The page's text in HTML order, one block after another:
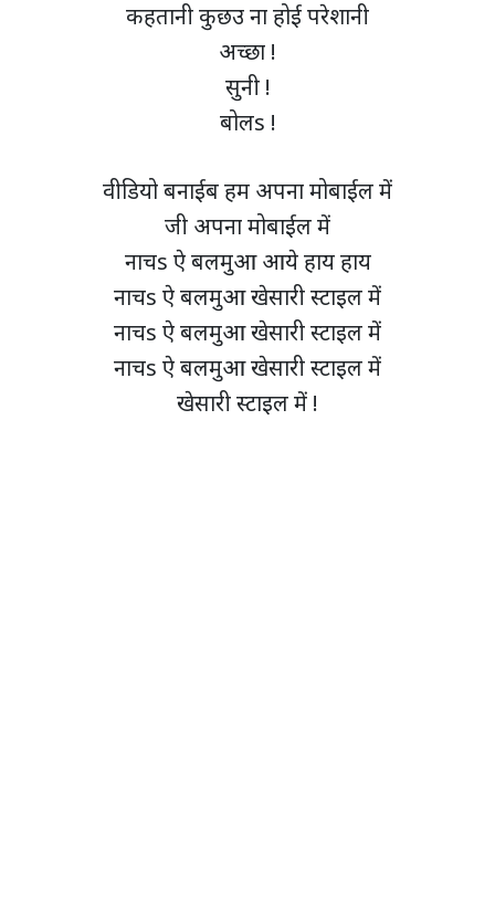
कहतानी कुछउ ना होई परेशानी
अच्छा !
सुनी !
बोलs !
वीडियो बनाईब हम अपना मोबाईल में
जी अपना मोबाईल में
नाचs ऐ बलमुआ आये हाय हाय
नाचs ऐ बलमुआ खेसारी स्टाइल में
नाचs ऐ बलमुआ खेसारी स्टाइल में
नाचs ऐ बलमुआ खेसारी स्टाइल में
खेसारी स्टाइल में !